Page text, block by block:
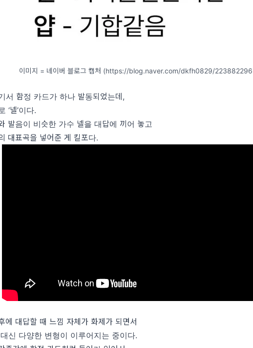
이미지 = 네이버 블로그 캡처 (https://blog.naver.com/dkfh0829/
서 함정 카드가 하나 발동되었는데,
‘넬’이다.
발음이 비슷한 가수 넬을 대답에 끼어 놓고
대표곡을 넣어준 게 킬포다.
에 대답할 때 느낌 자체가 화제가 되면서
신 다양한 변형이 이루어지는 중이다.